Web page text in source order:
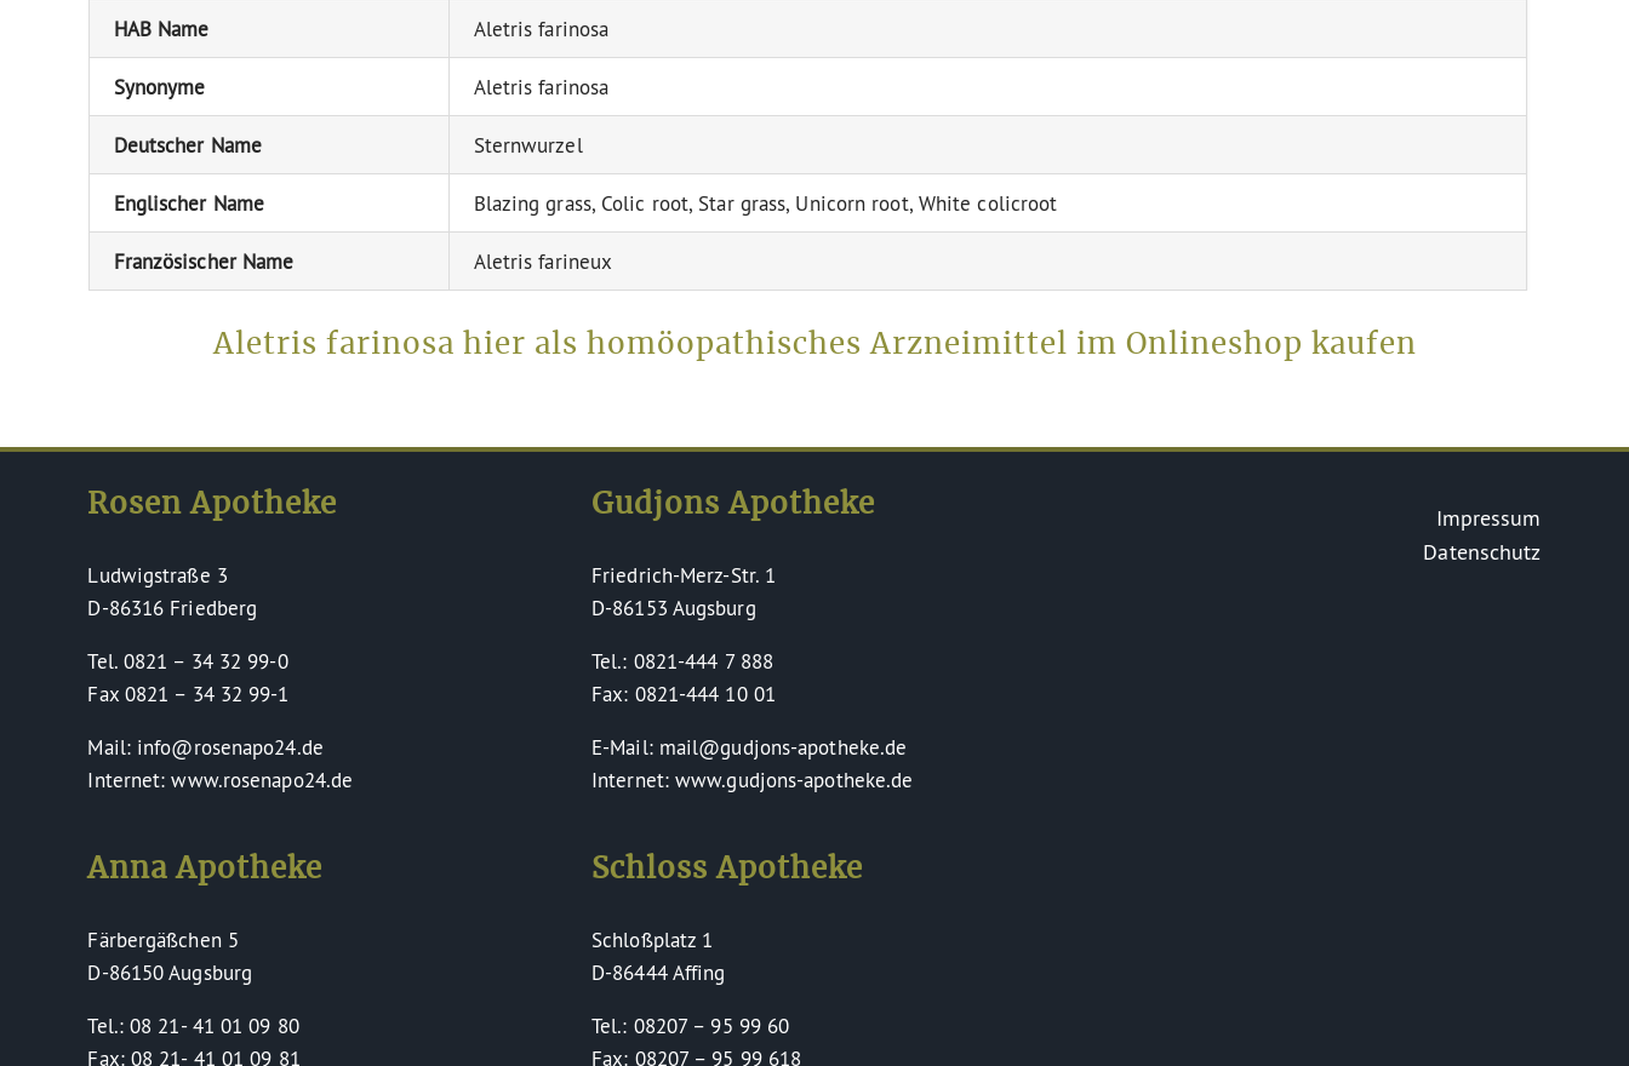
HAB Name Aletris farinosa
Synonyme Aletris farinosa
Deutscher Name Sternwurzel
Englischer Name Blazing grass, Colic root, Star grass, Unicorn root, White colicroot
Französischer Name Aletris farineux
Aletris farinosa hier als homöopathisches Arzneimittel im Onlineshop kaufen
Rosen Apotheke
Ludwigstraße 3
D-86316 Friedberg
Tel. 0821 – 34 32 99-0
Fax 0821 – 34 32 99-1
Mail: info@rosenapo24.de
Internet: www.rosenapo24.de
Anna Apotheke
Färbergäßchen 5
D-86150 Augsburg
Tel.: 08 21- 41 01 09 80
Fax: 08 21- 41 01 09 81
Gudjons Apotheke
Friedrich-Merz-Str. 1
D-86153 Augsburg
Tel.: 0821-444 7 888
Fax: 0821-444 10 01
E-Mail: mail@gudjons-apotheke.de
Internet: www.gudjons-apotheke.de
Schloss Apotheke
Schloßplatz 1
D-86444 Affing
Tel.: 08207 – 95 99 60
Fax: 08207 – 95 99 618
Impressum
Datenschutz